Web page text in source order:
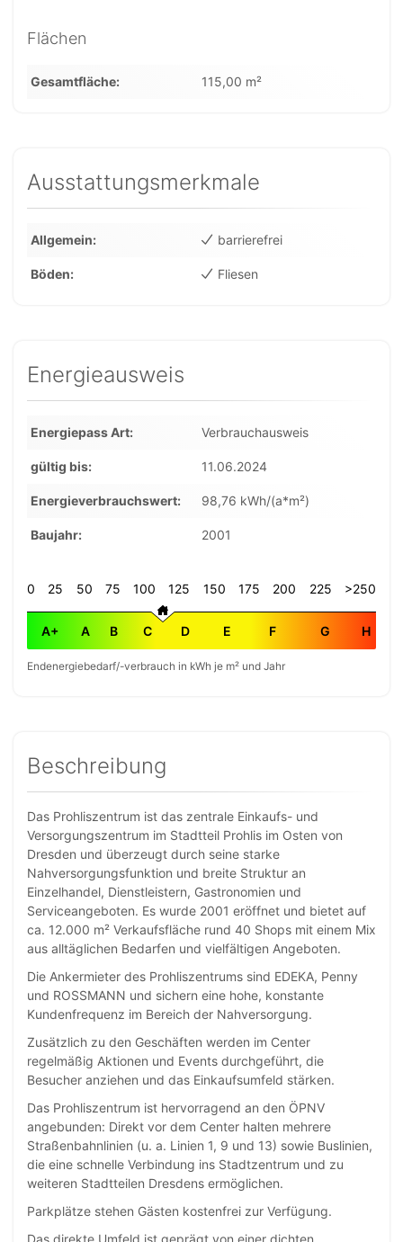
Flächen
Gesamtfläche 115,00 m²
Ausstattungsmerkmale
Allgemein barrierefrei
Böden Fliesen
Energieausweis
Energiepass Art Verbrauchausweis
gültig bis 11.06.2024
Energieverbrauchswert 98,76 kWh/(a*m²)
Baujahr 2001
0 25 50 75 100 125 150 175 200 225 >250
A+ A B C D E F G H
Endenergiebedarf/-verbrauch in kWh je m² und Jahr
Beschreibung
Das Prohliszentrum ist das zentrale Einkaufs- und
Versorgungszentrum im Stadtteil Prohlis im Osten von
Dresden und überzeugt durch seine starke
Nahversorgungsfunktion und breite Struktur an
Einzelhandel, Dienstleistern, Gastronomien und
Serviceangeboten. Es wurde 2001 eröffnet und bietet auf
ca. 12.000 m² Verkaufsfläche rund 40 Shops mit einem Mix
aus alltäglichen Bedarfen und vielfältigen Angeboten.
Die Ankermieter des Prohliszentrums sind EDEKA, Penny
und ROSSMANN und sichern eine hohe, konstante
Kundenfrequenz im Bereich der Nahversorgung.
Zusätzlich zu den Geschäften werden im Center
regelmäßig Aktionen und Events durchgeführt, die
Besucher anziehen und das Einkaufsumfeld stärken.
Das Prohliszentrum ist hervorragend an den ÖPNV
angebunden: Direkt vor dem Center halten mehrere
Straßenbahnlinien (u. a. Linien 1, 9 und 13) sowie Buslinien,
die eine schnelle Verbindung ins Stadtzentrum und zu
weiteren Stadtteilen Dresdens ermöglichen.
Parkplätze stehen Gästen kostenfrei zur Verfügung.
Das direkte Umfeld ist geprägt von einer dichten